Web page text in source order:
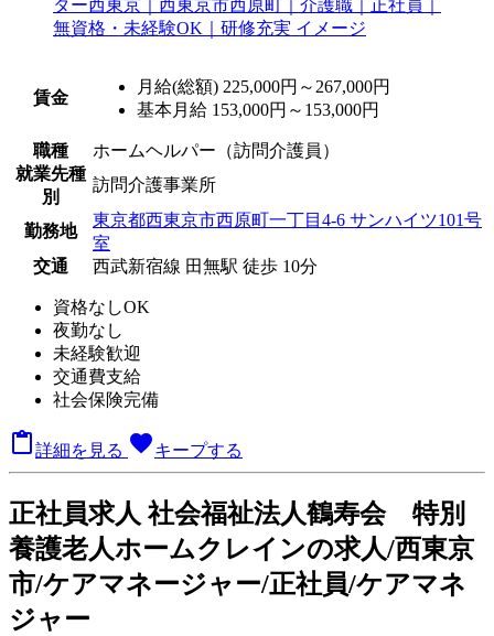
賃金
月給(総額) 225,000円～267,000円
基本月給 153,000円～153,000円
職種
ホームヘルパー（訪問介護員）
就業先種
別
訪問介護事業所
勤務地
東京都西東京市西原町一丁目4-6 サンハイツ101号
室
交通
西武新宿線 田無駅 徒歩 10分
資格なしOK
夜勤なし
未経験歓迎
交通費支給
社会保険完備
 詳細を見る favoriteキープする
正社員求人 社会福祉法人鶴寿会 特別
養護老人ホームクレインの求人/西東京
市/ケアマネージャー/正社員/ケアマネ
ジャー